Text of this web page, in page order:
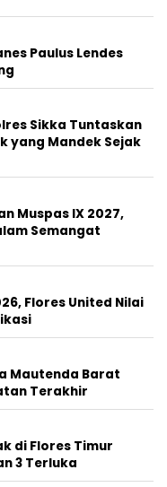
Paulus Lendes
Sikka Tuntaskan
yang Mandek Sejak
Muspas IX 2027,
Semangat
Flores United Nilai
Mautenda Barat
Terakhir
di Flores Timur
3 Terluka